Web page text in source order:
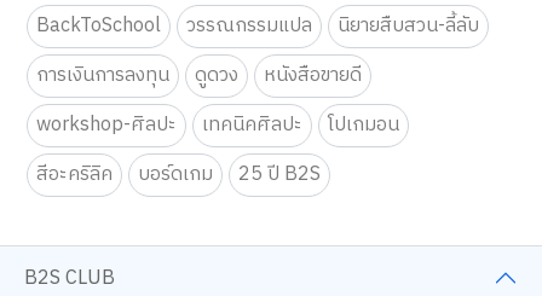
ครอบครัวและเด็ก
นิยายวาย
การ์ตูนความรู้
BackToSchool
วรรณกรรมแปล
นิยายสืบสวน-ลี้ลับ
การเงินการลงทุน
ดูดวง
หนังสือขายดี
workshop-ศิลปะ
เทคนิคศิลปะ
โปเกมอน